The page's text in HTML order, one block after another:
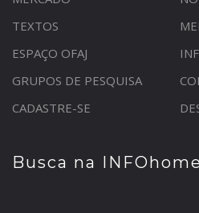
TEXTOS
ESPAÇO OFAJ
GRUPOS DE PESQUISA
CADASTRE-SE
Busca na INFOhome